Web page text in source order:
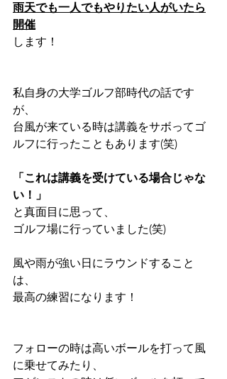
雨天でも一人でもやりたい人がいたら
開催
します！
私自身の大学ゴルフ部時代の話です
が、
台風が来ている時は講義をサボってゴ
ルフに行ったこともあります(笑)
「これは講義を受けている場合じゃな
い！」
と真面目に思って、
ゴルフ場に行っていました(笑)
風や雨が強い日にラウンドすること
は、
最高の練習になります！
フォローの時は高いボールを打って風
に乗せてみたり、